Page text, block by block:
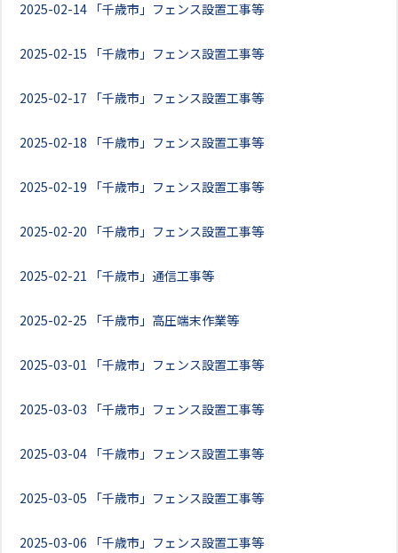
2025-02-14 「千歳市」フェンス設置工事等
2025-02-15 「千歳市」フェンス設置工事等
2025-02-17 「千歳市」フェンス設置工事等
2025-02-18 「千歳市」フェンス設置工事等
2025-02-19 「千歳市」フェンス設置工事等
2025-02-20 「千歳市」フェンス設置工事等
2025-02-21 「千歳市」通信工事等
2025-02-25 「千歳市」高圧端末作業等
2025-03-01 「千歳市」フェンス設置工事等
2025-03-03 「千歳市」フェンス設置工事等
2025-03-04 「千歳市」フェンス設置工事等
2025-03-05 「千歳市」フェンス設置工事等
2025-03-06 「千歳市」フェンス設置工事等